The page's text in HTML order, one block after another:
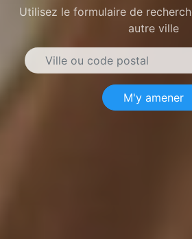
Utilisez le formulaire de
autre ville
M'y amener